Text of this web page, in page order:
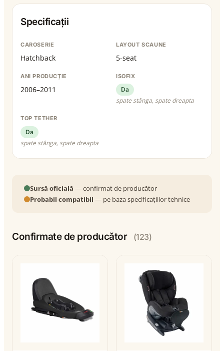
Specificații
CAROSERIE
Hatchback
LAYOUT SCAUNE
5-seat
ANI PRODUCȚIE
2006–2011
ISOFIX
Da
spate stânga, spate dreapta
TOP TETHER
Da
spate stânga, spate dreapta
Sursă oficială — confirmat de producător
Probabil compatibil — pe baza specificațiilor tehnice
Confirmate de producător (123)